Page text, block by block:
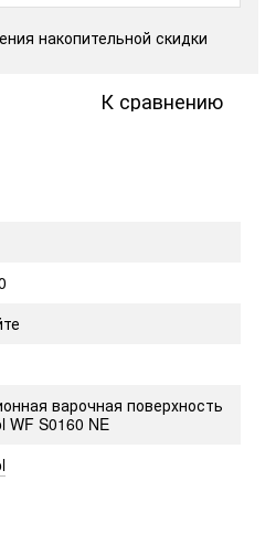
накопительной скидки
К сравнению
варочная поверхность
WF S0160 NE